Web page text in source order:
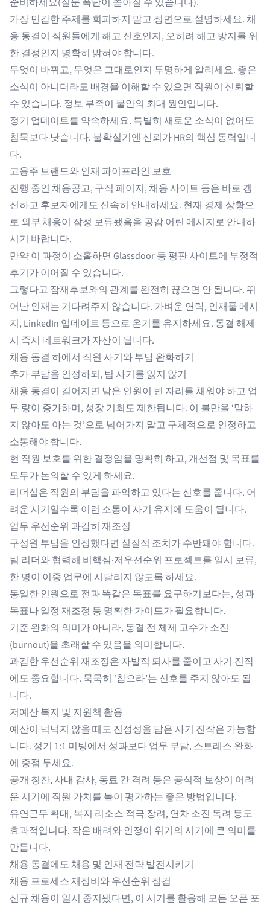
가장 민감한 주제를 회피하지 말고 정면으로 설명하세요. 채
용 동결이 직원들에게 해고 신호인지, 오히려 해고 방지를 위
한 결정인지 명확히 밝혀야 합니다.
무엇이 바뀌고, 무엇은 그대로인지 투명하게 알리세요. 좋은
소식이 아니더라도 배경을 이해할 수 있으면 직원이 신뢰할
수 있습니다. 정보 부족이 불안의 최대 원인입니다.
정기 업데이트를 약속하세요. 특별히 새로운 소식이 없어도
침묵보다 낫습니다. 불확실기엔 신뢰가 HR의 핵심 동력입니
다.
고용주 브랜드와 인재 파이프라인 보호
진행 중인 채용공고, 구직 페이지, 채용 사이트 등은 바로 갱
신하고 후보자에게도 신속히 안내하세요. 현재 경제 상황으
로 외부 채용이 잠정 보류됐음을 공감 어린 메시지로 안내하
시기 바랍니다.
만약 이 과정이 소홀하면 Glassdoor 등 평판 사이트에 부정적
후기가 이어질 수 있습니다.
그렇다고 잠재후보와의 관계를 완전히 끊으면 안 됩니다. 뛰
어난 인재는 기다려주지 않습니다. 가벼운 연락, 인재풀 메시
지, LinkedIn 업데이트 등으로 온기를 유지하세요. 동결 해제
시 즉시 네트워크가 자산이 됩니다.
채용 동결 하에서 직원 사기와 부담 완화하기
추가 부담을 인정하되, 팀 사기를 잃지 않기
채용 동결이 길어지면 남은 인원이 빈 자리를 채워야 하고 업
무 량이 증가하며, 성장 기회도 제한됩니다. 이 불만을 ‘말하
지 않아도 아는 것’으로 넘어가지 말고 구체적으로 인정하고
소통해야 합니다.
현 직원 보호를 위한 결정임을 명확히 하고, 개선점 및 목표를
모두가 논의할 수 있게 하세요.
리더십은 직원의 부담을 파악하고 있다는 신호를 줍니다. 어
려운 시기일수록 이런 소통이 사기 유지에 도움이 됩니다.
업무 우선순위 과감히 재조정
구성원 부담을 인정했다면 실질적 조치가 수반돼야 합니다.
팀 리더와 협력해 비핵심·저우선순위 프로젝트를 일시 보류,
한 명이 이중 업무에 시달리지 않도록 하세요.
동일한 인원으로 전과 똑같은 목표를 요구하기보다는, 성과
목표나 일정 재조정 등 명확한 가이드가 필요합니다.
기준 완화의 의미가 아니라, 동결 전 체제 고수가 소진
(burnout)을 초래할 수 있음을 의미합니다.
과감한 우선순위 재조정은 자발적 퇴사를 줄이고 사기 진작
에도 중요합니다. 묵묵히 ‘참으라’는 신호를 주지 않아도 됩
니다.
저예산 복지 및 지원책 활용
예산이 넉넉지 않을 때도 진정성을 담은 사기 진작은 가능합
니다. 정기 1:1 미팅에서 성과보다 업무 부담, 스트레스 완화
에 중점 두세요.
공개 칭찬, 사내 감사, 동료 간 격려 등은 공식적 보상이 어려
운 시기에 직원 가치를 높이 평가하는 좋은 방법입니다.
유연근무 확대, 복지 리소스 적극 장려, 연차 소진 독려 등도
효과적입니다. 작은 배려와 인정이 위기의 시기에 큰 의미를
만듭니다.
채용 동결에도 채용 및 인재 전략 발전시키기
채용 프로세스 재정비와 우선순위 점검
신규 채용이 일시 중지됐다면, 이 시기를 활용해 모든 오픈 포